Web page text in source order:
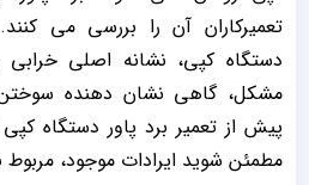
تعمیرکاران آن را بررسی می
دستگاه کپی، نشانه اصلی خرابی
مشکل، گاهی نشان دهنده سوختن
مطمئن شوید ایرادات موجود،